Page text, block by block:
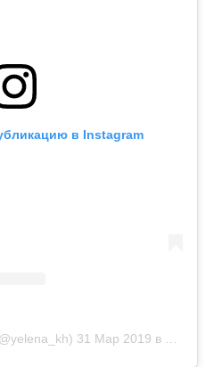
в Instagram
31 Мар 2019 в 11:48 PDT